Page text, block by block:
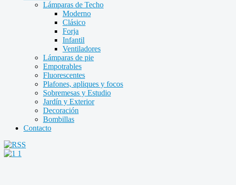
Lámparas de Techo
Moderno
Clásico
Forja
Infantil
Ventiladores
Lámparas de pie
Empotrables
Fluorescentes
Plafones, apliques y focos
Sobremesas y Estudio
Jardín y Exterior
Decoración
Bombillas
Contacto